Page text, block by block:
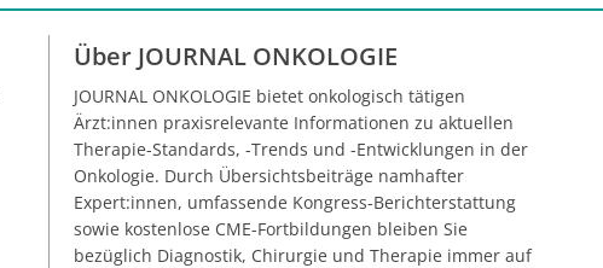
Über JOURNAL ONKOLOGIE
JOURNAL ONKOLOGIE bietet onkologisch tätigen
Ärzt:innen praxisrelevante Informationen zu aktuellen
Therapie-Standards, -Trends und -Entwicklungen in der
Onkologie. Durch Übersichtsbeiträge namhafter
Expert:innen, umfassende Kongress-Berichterstattung
sowie kostenlose CME-Fortbildungen bleiben Sie
bezüglich Diagnostik, Chirurgie und Therapie immer auf